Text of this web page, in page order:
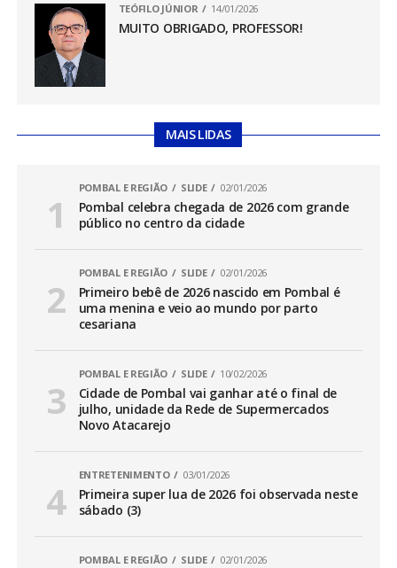
TEÓFILO JÚNIOR 14/01/2026
MUITO OBRIGADO, PROFESSOR!
MAIS LIDAS
POMBAL E REGIÃO SLIDE 02/01/2026
Pombal celebra chegada de 2026 com grande
público no centro da cidade
POMBAL E REGIÃO SLIDE 02/01/2026
Primeiro bebê de 2026 nascido em Pombal é
uma menina e veio ao mundo por parto
cesariana
POMBAL E REGIÃO SLIDE 10/02/2026
Cidade de Pombal vai ganhar até o final de
julho, unidade da Rede de Supermercados
Novo Atacarejo
ENTRETENIMENTO 03/01/2026
Primeira super lua de 2026 foi observada neste
sábado (3)
POMBAL E REGIÃO SLIDE 02/01/2026